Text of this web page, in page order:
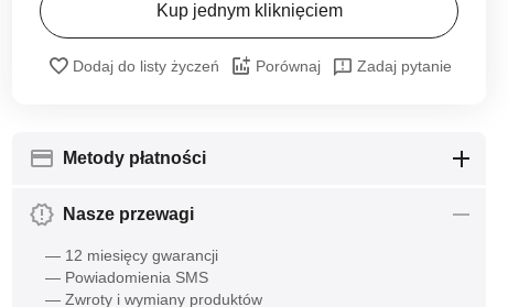
Kup jednym kliknięciem
Dodaj do listy życzeń Porównaj Zadaj pytanie
Metody płatności
Nasze przewagi
— 12 miesięcy gwarancji
— Powiadomienia SMS
— Zwroty i wymiany produktów